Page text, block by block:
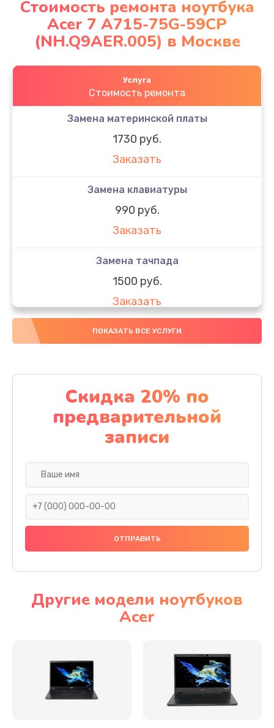
Стоимость ремонта ноутбука
Acer 7 A715-75G-59CP
(NH.Q9AER.005) в Москве
Услуга
Стоимость ремонта
Замена материнской платы
1730 руб.
Заказать
Замена клавиатуры
990 руб.
Заказать
Замена тачпада
1500 руб.
Заказать
Замена южного моста
Заказать
Чистка от пыли
1060 руб.
Заказать
Ремонт подсветки
Настройка BIOS
Замена видеочипа
ПОКАЗАТЬ ВСЕ УСЛУГИ
Скидка 20% по
предварительной
записи
Другие модели ноутбуков
Acer